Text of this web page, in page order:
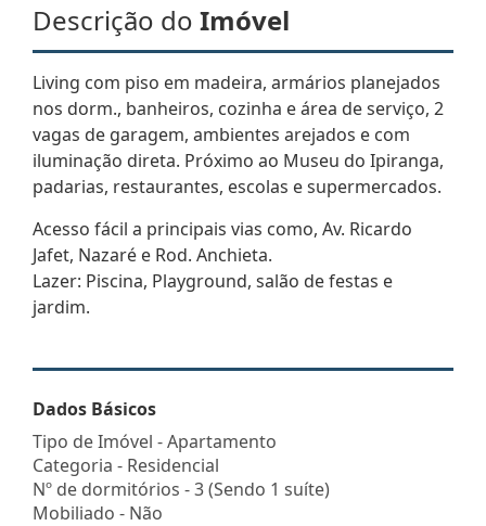
Descrição do Imóvel
Living com piso em madeira, armários planejados
nos dorm., banheiros, cozinha e área de serviço, 2
vagas de garagem, ambientes arejados e com
iluminação direta. Próximo ao Museu do Ipiranga,
padarias, restaurantes, escolas e supermercados.
Acesso fácil a principais vias como, Av. Ricardo
Jafet, Nazaré e Rod. Anchieta.
Lazer: Piscina, Playground, salão de festas e
jardim.
Dados Básicos
Tipo de Imóvel - Apartamento
Categoria - Residencial
Nº de dormitórios - 3 (Sendo 1 suíte)
Mobiliado - Não